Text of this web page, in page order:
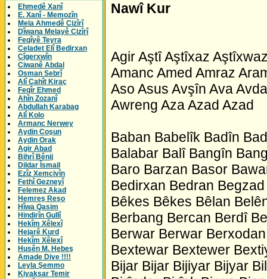
Ehmedê Xanî
E. Xanî - Memozîn
Mela Ahmedê Cizîrî
Dîwana Melayê Cizîrî
Feqîyê Teyra
Celadet Elî Bedirxan
Cîgerxwîn
Ciwanê Abdal
Osman Sebrî
Alî Cahît Kiraç
Feqîr Ehmed
Ahîn Zozanî
Abdullah Karabag
Alî Kolo
Armanc Nerwey
Aydin Coşun
Aydin Orak
Agir Abad
Bihrî Bênij
Dildar Îsmail
Ezîz Xemcivîn
Fethî Gezneyî
Felemez Akad
Hemreş Reşo
Hîwa Qasim
Hindirîn Gullî
Hekîm Xêlexî
Hejarê Kurd
Hekîm Xêlexî
Husên M. Hebeş
Amade Dive !!!!
Leyla Şemmo
Kiyaksar Temir
Nawî Kur
Agir Aştî Aştîxaz
Amanc Amed Amraz
Aso Asus Avşîn Ava
Awreng Aza Azad Azad
Baban Babelîk Badîn
Balabar Balî Bangîn
Baro Barzan Basor
Bedirxan Bedran
Bêkes Bêkes Bêlan
Berbang Bercan Berdî
Berwar Berwar
Bextewar Bextewer
Bijar Bijar Bijiyar Bijyar